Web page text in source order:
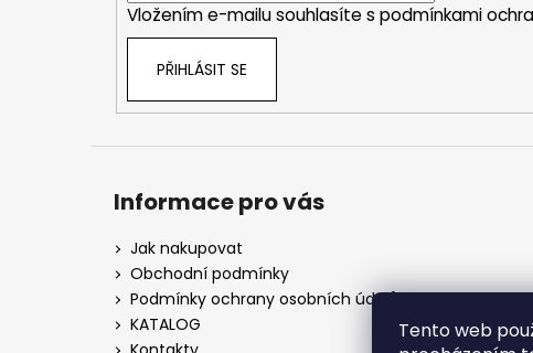
Tento web
Vložením e-mailu souhlasíte s podmínkami
PŘIHLÁSIT SE
Informace pro vás
Jak nakupovat
Obchodní podmínky
Podmínky ochrany osobních údajů
KATALOG